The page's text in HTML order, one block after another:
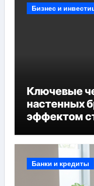
Бизнес и
Ключевые
настенных
эффектом
Банки и кредиты